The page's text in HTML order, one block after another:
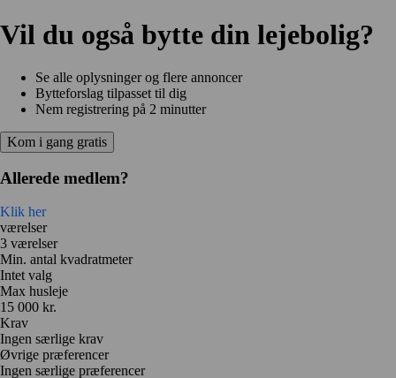
Vil du også bytte din lejebolig?
Se alle oplysninger og flere annoncer
Bytteforslag tilpasset til dig
Nem registrering på 2 minutter
Kom i gang gratis
Allerede medlem?
Klik her
værelser
3 værelser
Min. antal kvadratmeter
Intet valg
Max husleje
15 000 kr.
Krav
Ingen særlige krav
Øvrige præferencer
Ingen særlige præferencer